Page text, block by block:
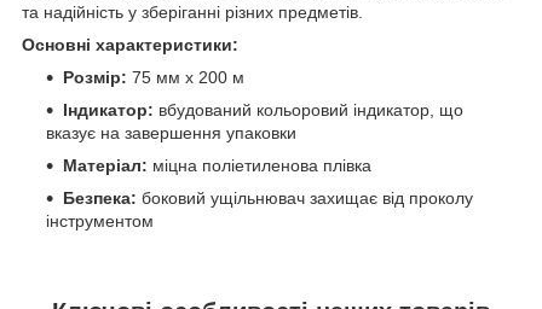
та надійність у зберіганні різних предметів.
Основні характеристики:
Розмір: 75 мм x 200 м
Індикатор: вбудований кольоровий індикатор, що
вказує на завершення упаковки
Матеріал: міцна поліетиленова плівка
Безпека: боковий ущільнювач захищає від проколу
інструментом